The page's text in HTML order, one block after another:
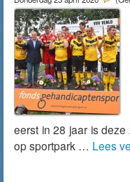
eerst in 28 jaar is
op sportpark … Lees